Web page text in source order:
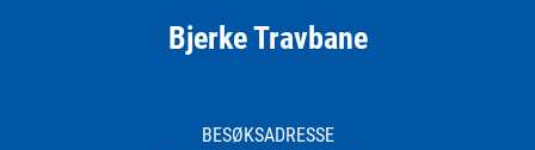
Bjerke Travbane
BESØKSADRESSE